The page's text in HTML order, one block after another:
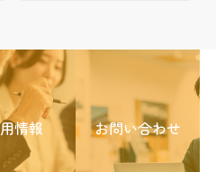
情報 お問い合わせ